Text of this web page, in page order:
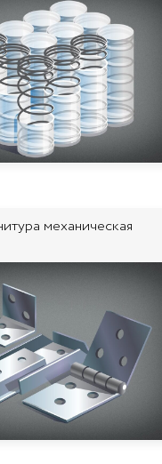
механическая